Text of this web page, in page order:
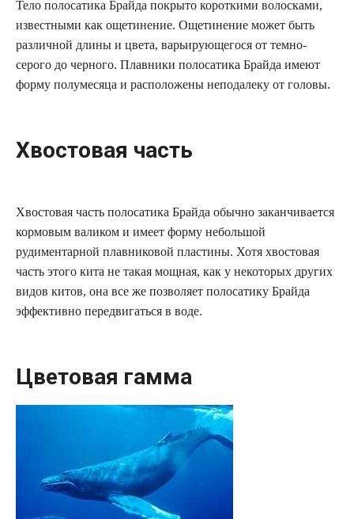
Тело полосатика Брайда покрыто короткими волосками,
известными как ощетинение. Ощетинение может быть
различной длины и цвета, варьирующегося от темно-
серого до черного. Плавники полосатика Брайда имеют
форму полумесяца и расположены неподалеку от головы.
Хвостовая часть
Хвостовая часть полосатика Брайда обычно заканчивается
кормовым валиком и имеет форму небольшой
рудиментарной плавниковой пластины. Хотя хвостовая
часть этого кита не такая мощная, как у некоторых других
видов китов, она все же позволяет полосатику Брайда
эффективно передвигаться в воде.
Цветовая гамма